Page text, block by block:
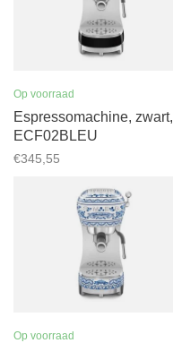
Op voorraad
Espressomachine, zwart,
ECF02BLEU
€345,55
Op voorraad